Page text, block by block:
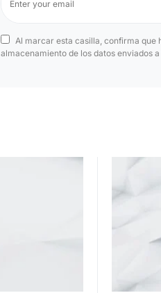
Al marcar esta casilla, confirma que
almacenamiento de los datos enviados